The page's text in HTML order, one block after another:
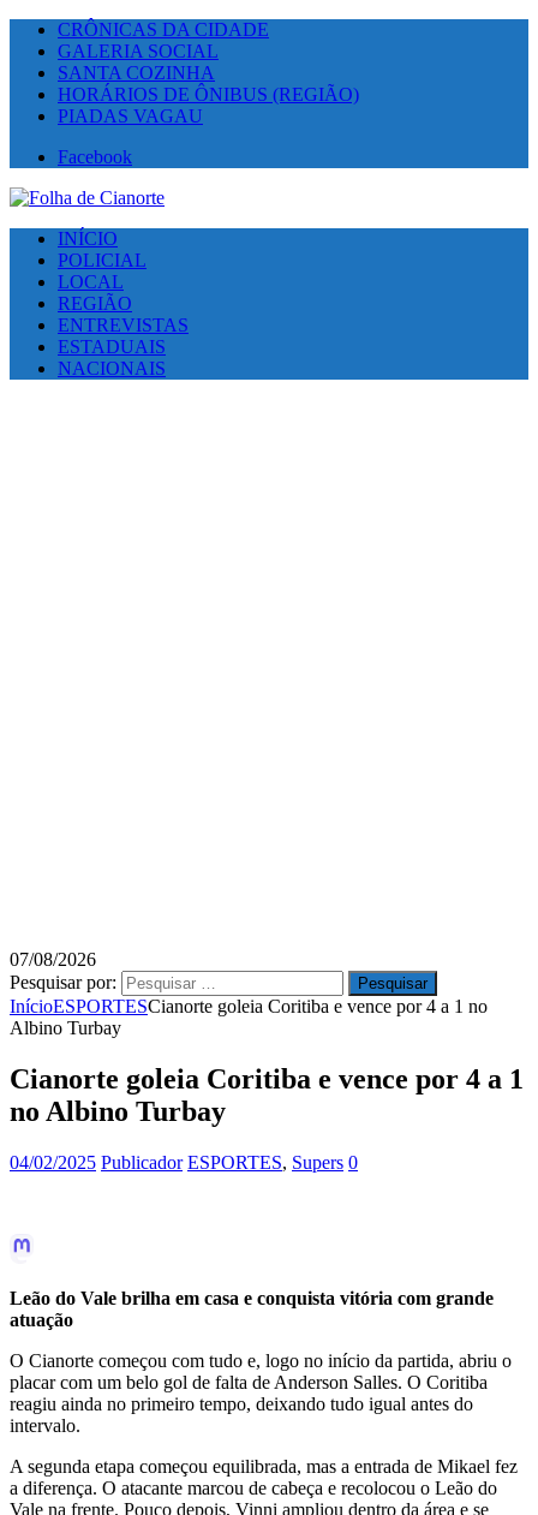
CRÔNICAS DA CIDADE
GALERIA SOCIAL
SANTA COZINHA
HORÁRIOS DE ÔNIBUS (REGIÃO)
PIADAS VAGAU
Facebook
INÍCIO
POLICIAL
LOCAL
REGIÃO
ENTREVISTAS
ESTADUAIS
NACIONAIS
07/08/2026
Pesquisar por:
InícioESPORTESCianorte goleia Coritiba e vence por 4 a 1 no
Albino Turbay
Cianorte goleia Coritiba e vence por 4 a 1
no Albino Turbay
04/02/2025 Publicador ESPORTES, Supers 0
Leão do Vale brilha em casa e conquista vitória com grande
atuação
O Cianorte começou com tudo e, logo no início da partida, abriu o
placar com um belo gol de falta de Anderson Salles. O Coritiba
reagiu ainda no primeiro tempo, deixando tudo igual antes do
intervalo.
A segunda etapa começou equilibrada, mas a entrada de Mikael fez
a diferença. O atacante marcou de cabeça e recolocou o Leão do
Vale na frente. Pouco depois, Vinni ampliou dentro da área e se